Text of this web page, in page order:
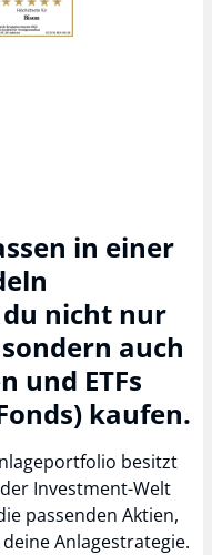
in einer
nicht nur
auch
und ETFs
kaufen.
besitzt
Investment-Welt
passenden Aktien,
Anlagestrategie.